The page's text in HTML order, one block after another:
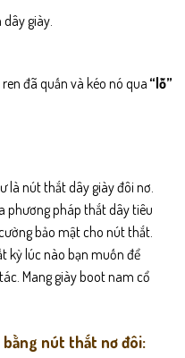
giày.
đã quấn và kéo nó qua“lỗ”
là nút thắt dây giày đôi nơ.
phương pháp thắt dây tiêu
bảo mật cho nút thắt.
kỳ lúc nào bạn muốn để
Mang giày boot nam cổ
nút thắt nơ đôi: